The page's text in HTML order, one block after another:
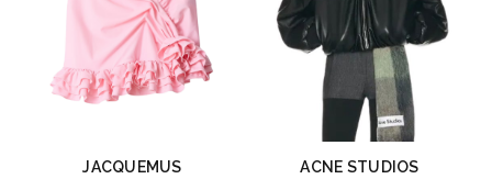
JACQUEMUS
ACNE STUDIOS